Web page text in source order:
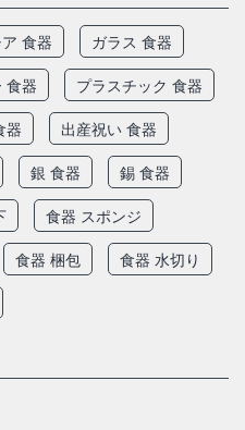
食器
ガラス 食器
食器
プラスチック 食器
器
出産祝い 食器
銀 食器
錫 食器
食器 スポンジ
食器 梱包
食器 水切り